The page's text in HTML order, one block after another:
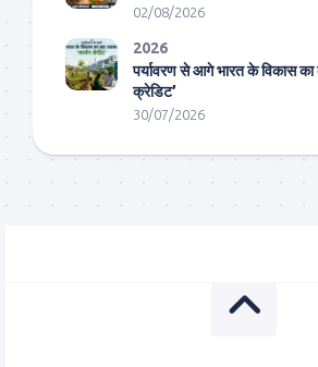
02/08/2026
2026
पर्यावरण से आगे भारत के विकास का
क्रेडिट’
30/07/2026